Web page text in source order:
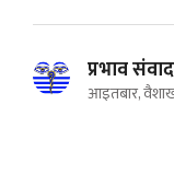
प्रभाव
आइतबार,